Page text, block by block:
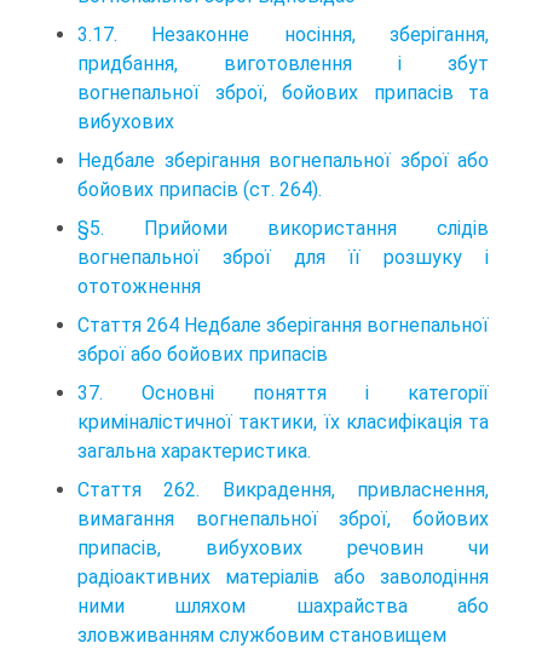
3.17. Незаконне носiння, зберiгання,
придбання, виготовлення i збут
вогнепальної зброї, бойових припасiв та
вибухових
Недбале зберігання вогнепальної зброї або
бойових припасів (ст. 264).
§5. Прийоми використання слідів
вогнепальної зброї для її розшуку і
ототожнення
Стаття 264 Недбале зберігання вогнепальної
зброї або бойових припасів
37. Основні поняття і категорії
криміналістичної тактики, їх класифікація та
загальна характеристика.
Стаття 262. Викрадення, привласнення,
вимагання вогнепальної зброї, бойових
припасів, вибухових речовин чи
радіоактивних матеріалів або заволодіння
ними шляхом шахрайства або
зловживанням службовим становищем